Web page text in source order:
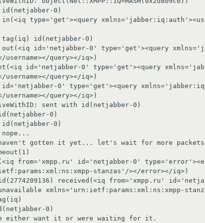
id(netjabber-0)
in(<iq type='get'><query
tag(iq) id(netjabber-0)
out(<iq id='netjabber-0' type='get'><query
username></query></iq>)
sent(<iq id='netjabber-0' type='get'><query
username></query></iq>)
id='netjabber-0' type='get'><query
username></query></iq>)
sent with id(netjabber-0)
0)
id(netjabber-0)
nope...
haven't gotten it yet... let's wait for more packets
from='xmpp.ru' id='netjabber-0'
stanzas'/></error></iq>)
received(<iq from='xmpp.ru'
xmlns='urn:ietf:params:xml:ns:xmpp-
0)
we either want it or were waiting for it.